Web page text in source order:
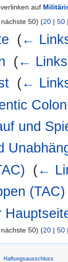
auf
50) (20 | 50
(←
(← Links
(←
und
(←
(TAC)
50) (20 | 50
Haftungsausschluss